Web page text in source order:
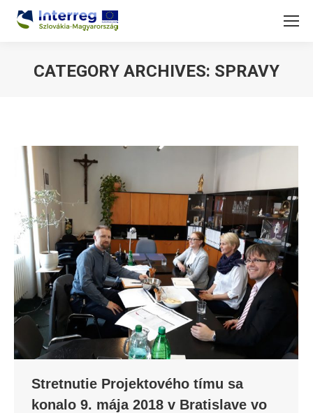
CATEGORY ARCHIVES: SPRAVY
Stretnutie Projektového tímu sa
konalo 9. mája 2018 v Bratislave vo